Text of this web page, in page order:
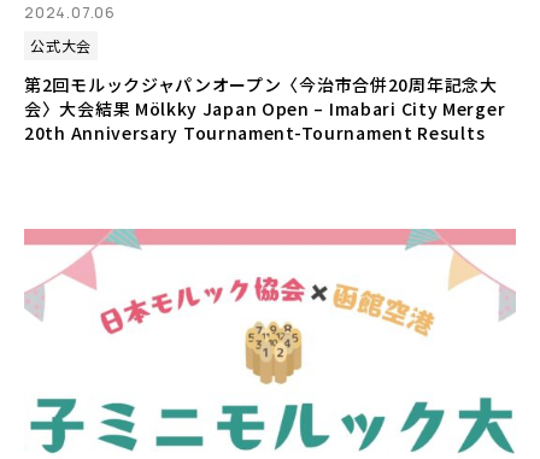
2024.07.06
公式大会
第2回モルックジャパンオープン〈今治市合併20周年記念大
会〉大会結果 Mölkky Japan Open – Imabari City Merger
20th Anniversary Tournament-Tournament Results